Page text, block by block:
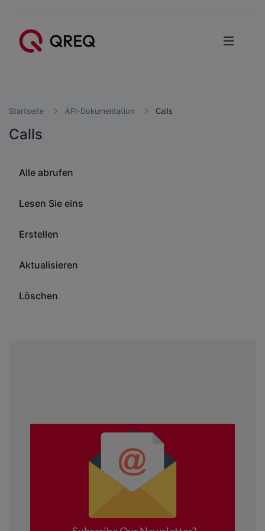
Startseite API-Dokumentation Calls
Calls
Alle abrufen
Lesen Sie eins
Erstellen
Aktualisieren
Löschen